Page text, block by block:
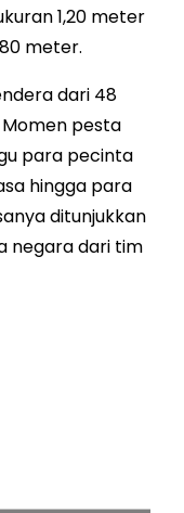
1,20 meter
meter.
dari 48
pesta
para pecinta
hingga para
ditunjukkan
negara dari tim